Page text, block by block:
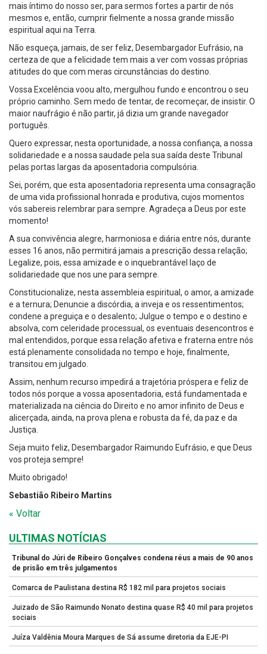
mais íntimo do nosso ser, para sermos fortes a partir de nós
mesmos e, então, cumprir fielmente a nossa grande missão
espiritual aqui na Terra.
Não esqueça, jamais, de ser feliz, Desembargador Eufrásio, na
certeza de que a felicidade tem mais a ver com vossas próprias
atitudes do que com meras circunstâncias do destino.
Vossa Excelência voou alto, mergulhou fundo e encontrou o seu
próprio caminho. Sem medo de tentar, de recomeçar, de insistir. O
maior naufrágio é não partir, já dizia um grande navegador
português.
Quero expressar, nesta oportunidade, a nossa confiança, a nossa
solidariedade e a nossa saudade pela sua saída deste Tribunal
pelas portas largas da aposentadoria compulsória.
Sei, porém, que esta aposentadoria representa uma consagração
de uma vida profissional honrada e produtiva, cujos momentos
vós sabereis relembrar para sempre. Agradeça a Deus por este
momento!
A sua convivência alegre, harmoniosa e diária entre nós, durante
esses 16 anos, não permitirá jamais a prescrição dessa relação;
Legalize, pois, essa amizade e o inquebrantável laço de
solidariedade que nos une para sempre.
Constitucionalize, nesta assembleia espiritual, o amor, a amizade
e a ternura; Denuncie a discórdia, a inveja e os ressentimentos;
condene a preguiça e o desalento; Julgue o tempo e o destino e
absolva, com celeridade processual, os eventuais desencontros e
mal entendidos, porque essa relação afetiva e fraterna entre nós
está plenamente consolidada no tempo e hoje, finalmente,
transitou em julgado.
Assim, nenhum recurso impedirá a trajetória próspera e feliz de
todos nós porque a vossa aposentadoria, está fundamentada e
materializada na ciência do Direito e no amor infinito de Deus e
alicerçada, ainda, na prova plena e robusta da fé, da paz e da
Justiça.
Seja muito feliz, Desembargador Raimundo Eufrásio, e que Deus
vos proteja sempre!
Muito obrigado!
Sebastião Ribeiro Martins
« Voltar
ULTIMAS NOTÍCIAS
Tribunal do Júri de Ribeiro Gonçalves condena réus a mais de 90 anos
de prisão em três julgamentos
Comarca de Paulistana destina R$ 182 mil para projetos sociais
Juizado de São Raimundo Nonato destina quase R$ 40 mil para projetos
sociais
Juíza Valdênia Moura Marques de Sá assume diretoria da EJE-PI